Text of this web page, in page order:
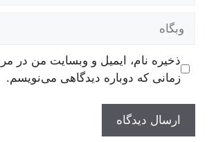
وبگاه
ذخیره نام، ایمیل و وبسایت من در
زمانی که دوباره دیدگاهی می‌نویسم.